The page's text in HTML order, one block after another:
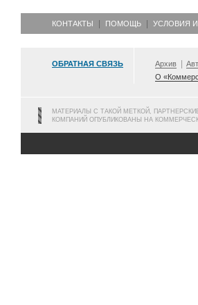
КОНТАКТЫ ПОМОЩЬ УСЛОВИЯ
ОБРАТНАЯ СВЯЗЬ Архив
О
МАТЕРИАЛЫ С ТАКОЙ МЕТКОЙ,
КОМПАНИЙ ОПУБЛИКОВАНЫ НА